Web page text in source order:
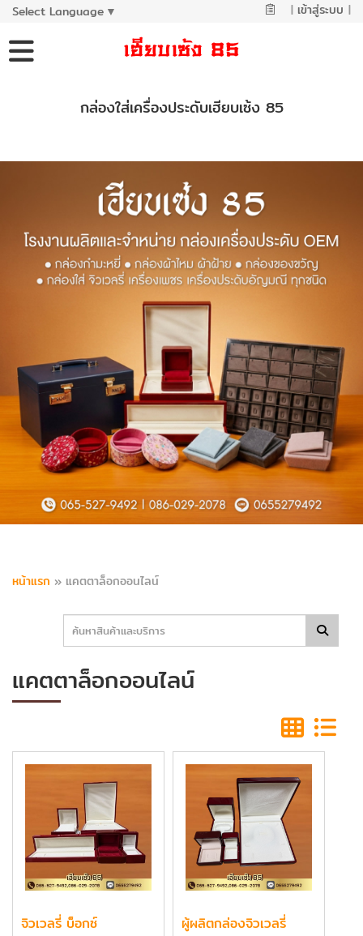
Select Language ▼ | เข้าสู่ระบบ |
กล่องใส่เครื่องประดับเฮียบเซ้ง 85
หน้าแรก » แคตตาล็อกออนไลน์
แคตตาล็อกออนไลน์
จิวเวลรี่ บ็อกซ์ ผู้ผลิตกล่องจิวเวลรี่